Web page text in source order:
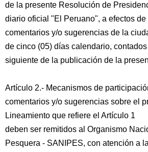
de la presente Resolución de
diario oficial "El Peruano", a efectos
comentarios y/o sugerencias de la
de cinco (05) días calendario,
siguiente de la publicación de la
Artículo 2.- Mecanismos de
comentarios y/o sugerencias sobre el
Lineamiento que refiere el Artículo 1
deben ser remitidos al Organismo
Pesquera - SANIPES, con atención a